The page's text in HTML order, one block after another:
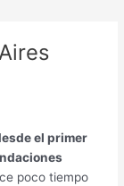
el primer
poco tiempo